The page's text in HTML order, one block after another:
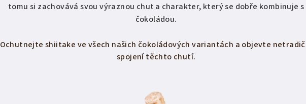
tomu si zachovává svou výraznou chuť a charakter, který se dobře kombinuje s
čokoládou.
Ochutnejte shiitake ve všech našich čokoládových variantách a objevte
spojení těchto chutí.